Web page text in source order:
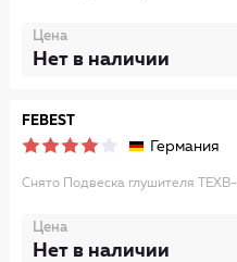
Цена
Нет в наличии
FEBEST
Германия
Снято Подвеска глушителя
Цена
Нет в наличии